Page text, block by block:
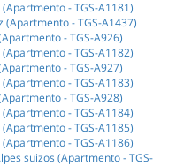
- TGS-A1181)
- TGS-A1437)
- TGS-A926)
- TGS-A1182)
- TGS-A927)
- TGS-A1183)
- TGS-A928)
- TGS-A1184)
- TGS-A1185)
- TGS-A1186)
suizos (Apartmento - TGS-